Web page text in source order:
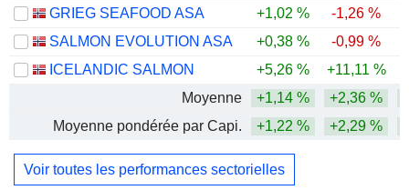
GRIEG SEAFOOD ASA
+1,02 % -1,26 %
SALMON EVOLUTION ASA
+0,38 % -0,99 %
ICELANDIC SALMON
+5,26 % +11,11 %
Moyenne
+1,14 % +2,36 %
Moyenne pondérée par Capi.
+1,22 % +2,29 %
Voir toutes les performances sectorielles